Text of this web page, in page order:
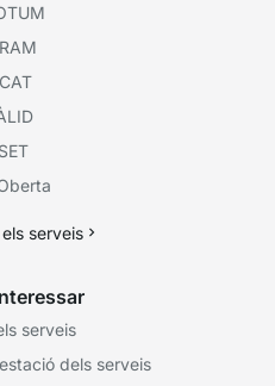
serveis
serveis
dels serveis